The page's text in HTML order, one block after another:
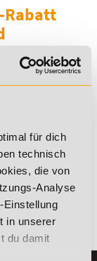
für dich
technisch
die von
Analyse
Einstellung
in unserer
du damit
Rabatt
Rabatten